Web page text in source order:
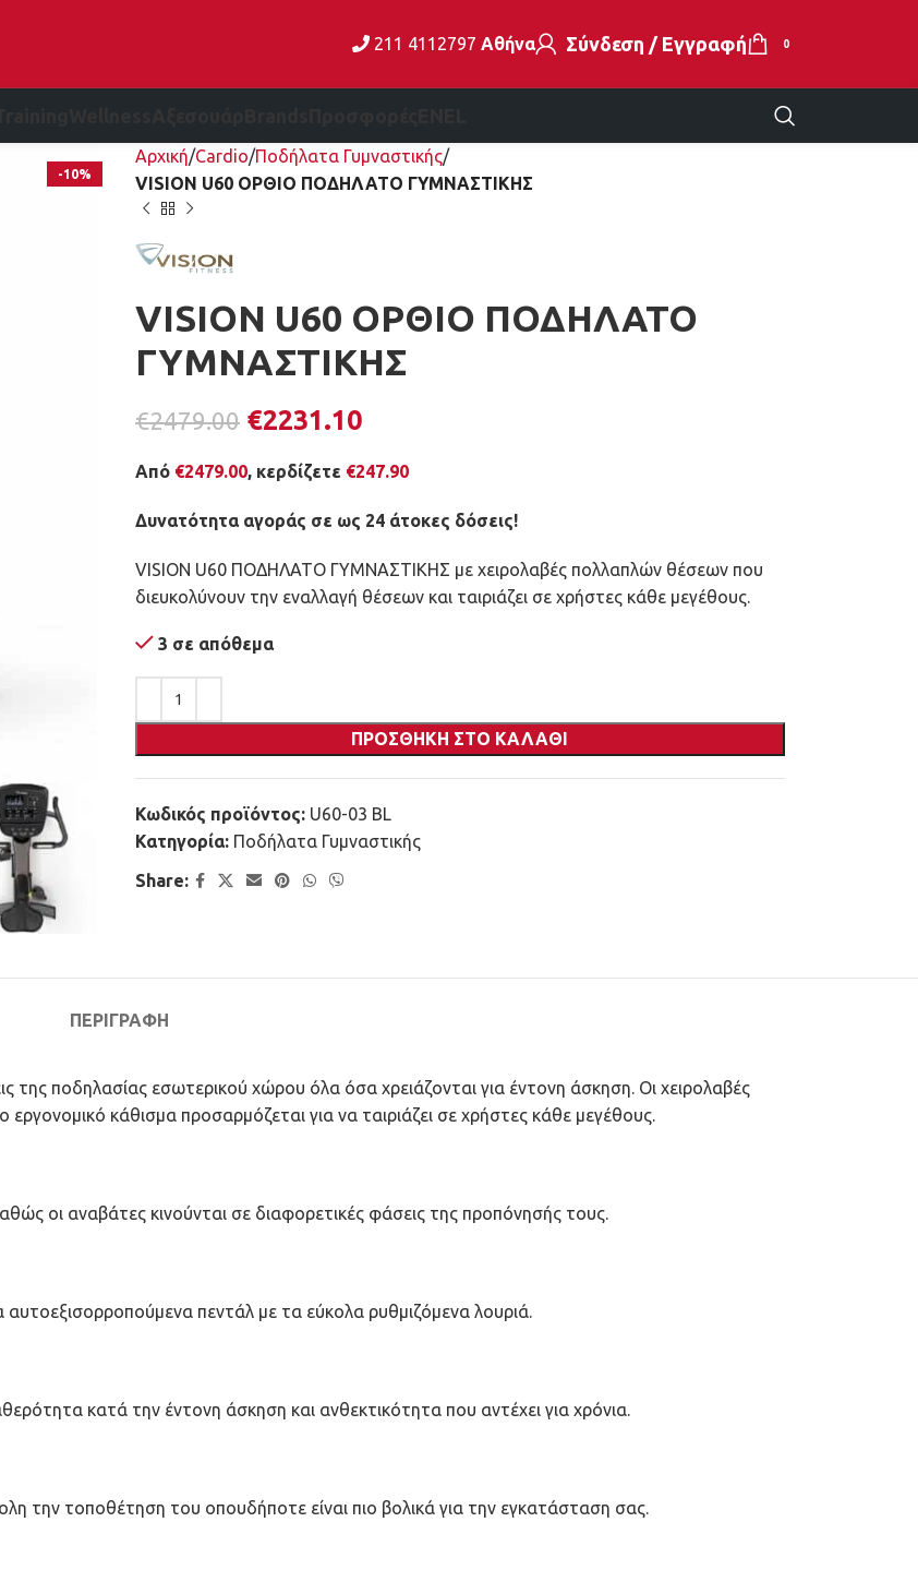
211 4112797 Αθήνα Σύνδεση / Εγγραφή 0
-10%
Αρχική Cardio Ποδήλατα Γυμναστικής
VISION U60 ΟΡΘΙΟ ΠΟΔΗΛΑΤΟ ΓΥΜΝΑΣΤΙΚΗΣ
VISION U60 ΟΡΘΙΟ ΠΟΔΗΛΑΤΟ
ΓΥΜΝΑΣΤΙΚΗΣ
€2479.00 €2231.10
Από €2479.00, κερδίζετε €247.90
Δυνατότητα αγοράς σε ως 24 άτοκες δόσεις!
VISION U60 ΠΟΔΗΛΑΤΟ ΓΥΜΝΑΣΤΙΚΗΣ με χειρολαβές πολλαπλών θέσεων που
διευκολύνουν την εναλλαγή θέσεων και ταιριάζει σε χρήστες κάθε μεγέθους.
3 σε απόθεμα
ΠΡΟΣΘΉΚΗ ΣΤΟ ΚΑΛΆΘΙ
Κωδικός προϊόντος: U60-03 BL
Κατηγορία: Ποδήλατα Γυμναστικής
Share:
ΠΕΡΙΓΡΑΦΉ
ποδηλασίας εσωτερικού χώρου όλα όσα χρειάζονται για έντονη άσκηση. Οι χειρολαβές
κάθισμα προσαρμόζεται για να ταιριάζει σε χρήστες κάθε μεγέθους.
οι αναβάτες κινούνται σε διαφορετικές φάσεις της προπόνησής τους.
πεντάλ με τα εύκολα ρυθμιζόμενα λουριά.
κατά την έντονη άσκηση και ανθεκτικότητα που αντέχει για χρόνια.
την τοποθέτηση του οπουδήποτε είναι πιο βολικά για την εγκατάσταση σας.